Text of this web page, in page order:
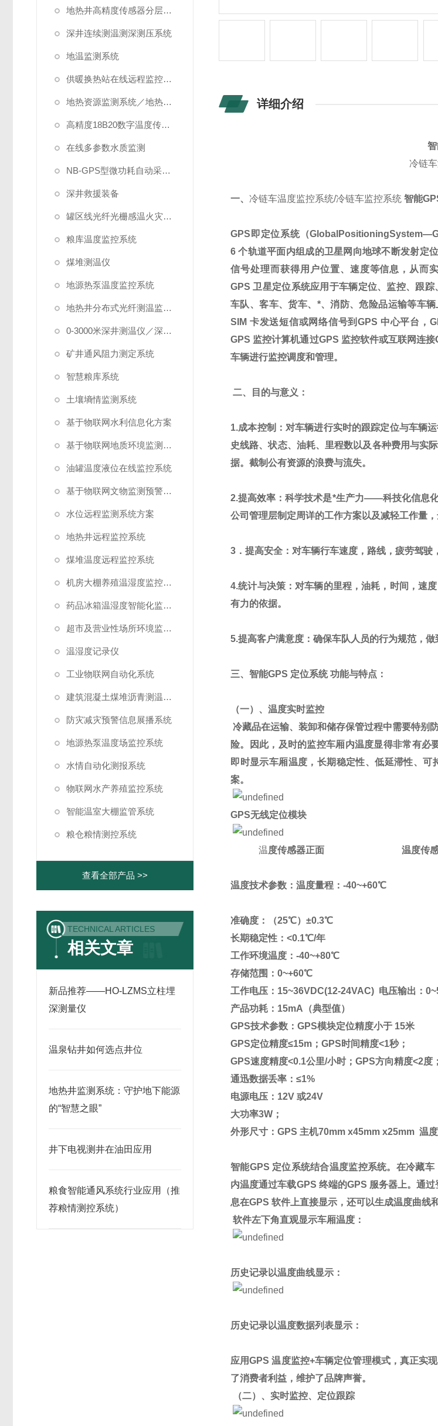
地热井高精度传感器分层测温方案
深井连续测温测深测压系统
地温监测系统
供暖换热站在线远程监控系统方案
地热资源监测系统／地热管理系统
高精度18B20数字温度传感器
在线多参数水质监测
NB-GPS型微功耗自动采集系统
深井救援装备
罐区线光纤光栅感温火灾探测系统
粮库温度监控系统
煤堆测温仪
地源热泵温度监控系统
地热井分布式光纤测温监测系统
0-3000米深井测温仪／深水测温仪
矿井通风阻力测定系统
智慧粮库系统
土壤墒情监测系统
基于物联网水利信息化方案
基于物联网地质环境监测预警方案
油罐温度液位在线监控系统
基于物联网文物监测预警解决方案
水位远程监测系统方案
地热井远程监控系统
煤堆温度远程监控系统
机房大棚养殖温湿度监控系统
药品冰箱温湿度智能化监控系统方案
超市及营业性场所环境监测系统
温湿度记录仪
工业物联网自动化系统
建筑混凝土煤堆沥青测温系统
防灾减灾预警信息展播系统
地源热泵温度场监控系统
水情自动化测报系统
物联网水产养殖监控系统
智能温室大棚监管系统
粮仓粮情测控系统
查看全部产品 >>
TECHNICAL ARTICLES
相关文章
新品推荐——HO-LZMS立柱埋
深测量仪
温泉钻井如何选点井位
地热井监测系统：守护地下能源
的“智慧之眼”
井下电视测井在油田应用
粮食智能通风系统行业应用（推
荐粮情测控系统）
详细介绍
冷链
一、冷链车温度监控系统/冷链车监控系统智能
GPS 即定位系统（GlobalPositioningSystem—
6 个轨道平面内组成的卫星网向地球不断发射定
信号处理而获得用户位置、速度等信息，从而
GPS 卫星定位系统应用于车辆定位、监控、跟
车队、客车、货车、*、消防、危险品运输等车
SIM 卡发送短信或网络信号到GPS 中心平台，
GPS 监控计算机通过GPS 监控软件或互联网连接
车辆进行监控调度和管理。
二、 目的与意义：
1.成本控制：对车辆进行实时的跟踪定位与车辆
史线路、状态、 油耗、 里程数以及各种费用与实
据。截制公有资源的浪费与流失。
2.提高效率：科学技术是*生产力——科技化信息
公司管理层制定周详的工作方案以及减轻工作量
3 ．提高安全：对车辆行车速度，路线，疲劳驾
4.统计与决策：对车辆的里程，油耗，时间，速
有力的依据。
5.提高客户满意度：确保车队人员的行为规范，
三、智能GPS 定位系统 功能与特点：
（一）、温度实时监控
冷藏品在运输、装卸和储存保管过程中需要特别
险。因此，及时的监控车厢内温度显得非常有必
即时显示车厢温度，长期稳定性、低延滞性、
案。
GPS无线定位模块
温度传感器正面温度传
温度技术参数：温度量程：-40~+60℃
准确度：（25℃）±0.3℃
长期稳定性：<0.1℃/年
工作环境温度：-40~+80℃
存储范围：0~+60℃
工作电压： 15~36VDC(12-24VAC) 电压输出：
产品功耗： 15mA （典型值）
GPS技术参数：GPS模块定位精度小于 15米
GPS定位精度≤15m ；GPS 时间精度<1秒；
GPS速度精度<0.1公里/小时；GPS方向精度<2度
通迅数据丢率：≤1%
电源电压： 12V 或24V
大功率3W ；
外形尺寸：GPS 主机70mm x45mm x25mm 温
智能GPS 定位系统结合温度监控系统。在冷藏
内温度通过车载GPS 终端的GPS 服务器上。通过
息在GPS 软件上直接显示，还可以生成温度曲线
软件左下角直观显示车厢温度：
历史记录以温度曲线显示：
历史记录以温度数据列表显示：
应用GPS 温度监控+车辆定位管理模式，真正实
了消费者利益，维护了品牌声誉。
（二）、实时监控、定位跟踪